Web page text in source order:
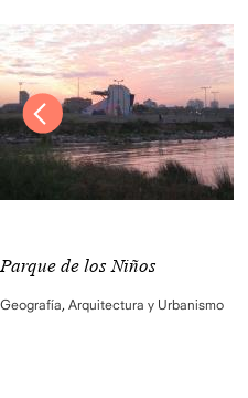
Parque de los Niños
Geografía, Arquitectura y Urbanismo